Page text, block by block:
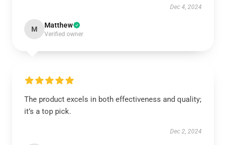
Dec 4, 2024
M Matthew
Verified owner
The product excels in both effectiveness and quality;
it’s a top pick.
Dec 2, 2024